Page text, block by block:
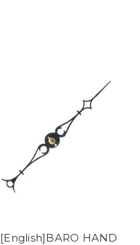
[English]BARO HAND